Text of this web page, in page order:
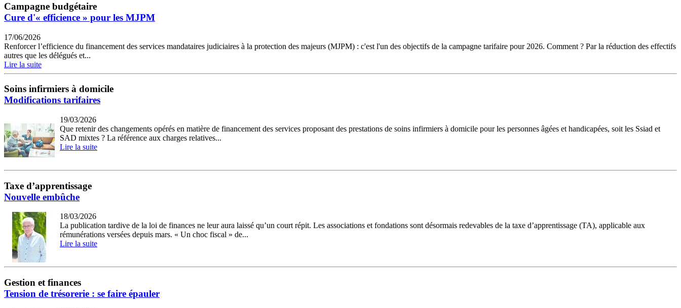
Campagne budgétaire
Cure d'« efficience » pour les MJPM
17/06/2026
Renforcer l’efficience du financement des services mandataires judiciaires à la protection des majeurs (MJPM) : c'est l'un des objectifs de la campagne tarifaire pour 2026. Comment ? Par la réduction des effectifs
autres que les délégués et...
Lire la suite
Soins infirmiers à domicile
Modifications tarifaires
19/03/2026
Que retenir des changements opérés en matière de financement des services proposant des prestations de soins infirmiers à domicile pour les personnes âgées et handicapées, soit les Ssiad et
SAD mixtes ? La référence aux charges relatives...
Lire la suite
Taxe d’apprentissage
Nouvelle embûche
18/03/2026
La publication tardive de la loi de finances ne leur aura laissé qu’un court répit. Les associations et fondations sont désormais redevables de la taxe d’apprentissage (TA), applicable aux
rémunérations versées depuis mars. « Un choc fiscal » de...
Lire la suite
Gestion et finances
Tension de trésorerie : se faire épauler